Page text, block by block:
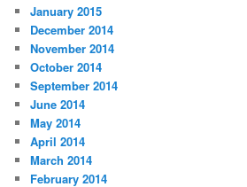
January 2015
December 2014
November 2014
October 2014
September 2014
June 2014
May 2014
April 2014
March 2014
February 2014